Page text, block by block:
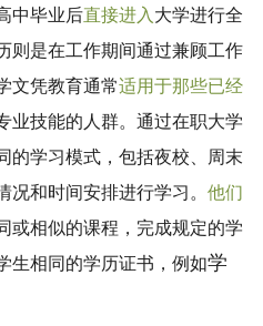
策 学制学费
报名流程
简章
中毕业后直接进入大学进行全
则是在工作期间通过兼顾工作
文凭教育通常适用于那些已经
业技能的人群。通过在职大学
的学习模式，包括夜校、周末
况和时间安排进行学习。他们
或相似的课程，完成规定的学
生相同的学历证书，例如学